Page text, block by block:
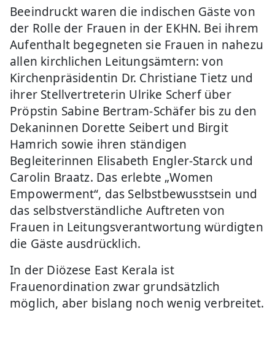
Beeindruckt waren die indischen Gäste von
der Rolle der Frauen in der EKHN. Bei ihrem
Aufenthalt begegneten sie Frauen in nahezu
allen kirchlichen Leitungsämtern: von
Kirchenpräsidentin Dr. Christiane Tietz und
ihrer Stellvertreterin Ulrike Scherf über
Pröpstin Sabine Bertram-Schäfer bis zu den
Dekaninnen Dorette Seibert und Birgit
Hamrich sowie ihren ständigen
Begleiterinnen Elisabeth Engler-Starck und
Carolin Braatz. Das erlebte „Women
Empowerment“, das Selbstbewusstsein und
das selbstverständliche Auftreten von
Frauen in Leitungsverantwortung würdigten
die Gäste ausdrücklich.
In der Diözese East Kerala ist
Frauenordination zwar grundsätzlich
möglich, aber bislang noch wenig verbreitet.